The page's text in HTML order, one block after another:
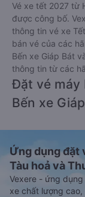
Vé xe tết 2027 từ
được công bố.
thông tin vé xe
bán vé của các
Bến xe Giáp Bát
thông tin từ các
Đặt vé máy
Bến xe
Ứng dụng đặt
Tàu hoả và
Vexere - ứng
xe chất lượng